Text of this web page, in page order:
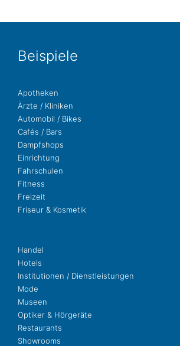
Bei­spie­le
Apo­the­ken
Ärzte / Kliniken
Auto­mo­bil / Bikes
Cafés / Bars
Dampf­shops
Ein­rich­tung
Fahr­schu­len
Fit­ness
Freizeit
Fri­seur & Kosmetik
Handel
Hotels
Insti­tu­tio­nen / Dienstleistungen
Mode
Museen
Opti­ker & Hörgeräte
Restau­rants
Show­rooms